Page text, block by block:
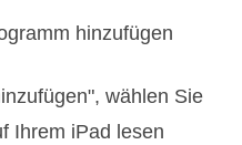
hinzufügen
wählen Sie
Ihrem iPad lesen